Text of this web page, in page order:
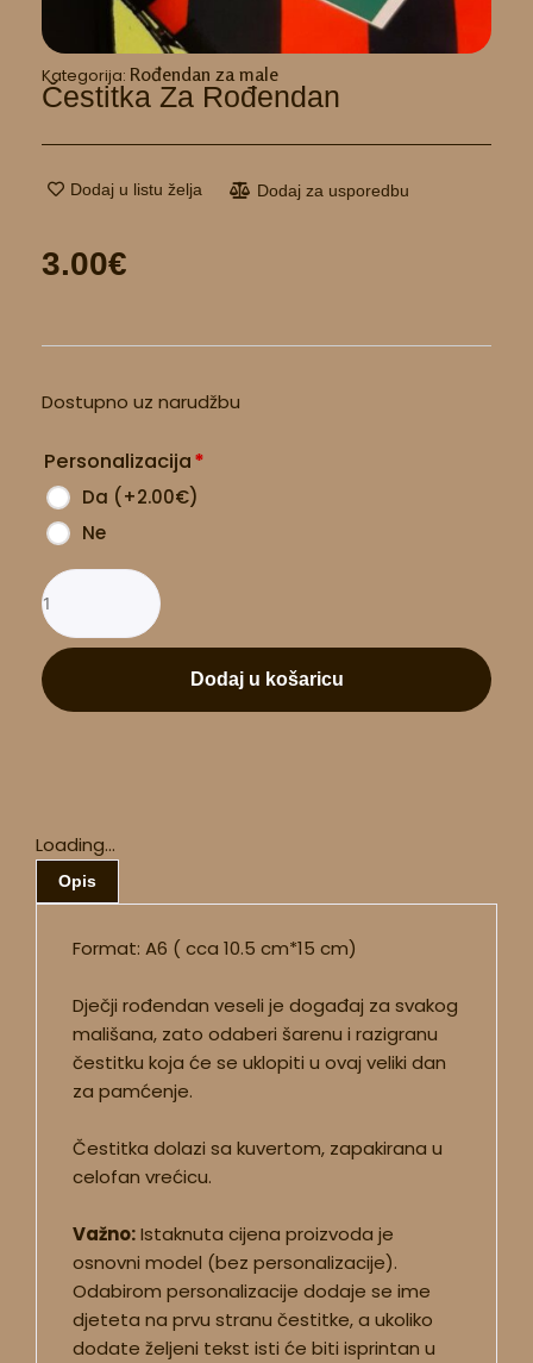
Kategorija: Rođendan za male
Čestitka Za Rođendan
Dodaj u listu želja Dodaj za usporedbu
3.00€
Dostupno uz narudžbu
Personalizacija*
Da (+2.00€)
Ne
za
količina
Dodaj u košaricu
Loading...
Opis
Format: A6 ( cca 10.5 cm*15 cm)
Dječji rođendan veseli je događaj za svakog
mališana, zato odaberi šarenu i razigranu
čestitku koja će se uklopiti u ovaj veliki dan
za pamćenje.
Čestitka dolazi sa kuvertom, zapakirana u
celofan vrećicu.
Važno:Istaknuta cijena proizvoda je
osnovni model (bez personalizacije).
Odabirom personalizacije dodaje se ime
djeteta na prvu stranu čestitke, a ukoliko
dodate željeni tekst isti će biti isprintan u